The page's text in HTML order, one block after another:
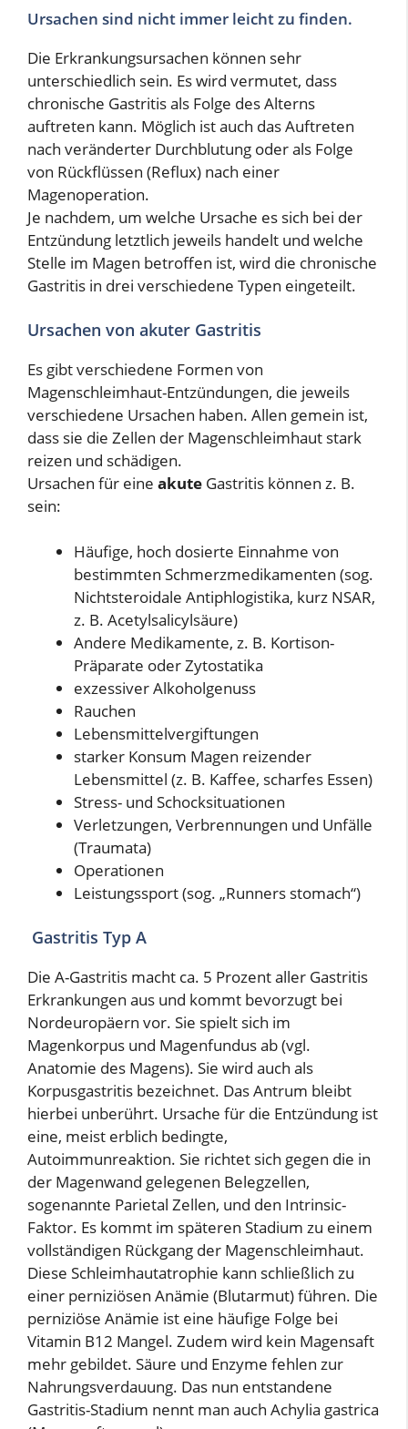
Ursachen sind nicht immer leicht zu finden.
Die Erkrankungsursachen können sehr
unterschiedlich sein. Es wird vermutet, dass
chronische Gastritis als Folge des Alterns
auftreten kann. Möglich ist auch das Auftreten
nach veränderter Durchblutung oder als Folge
von Rückflüssen (Reflux) nach einer
Magenoperation.
Je nachdem, um welche Ursache es sich bei der
Entzündung letztlich jeweils handelt und welche
Stelle im Magen betroffen ist, wird die chronische
Gastritis in drei verschiedene Typen eingeteilt.
Ursachen von akuter Gastritis
Es gibt verschiedene Formen von
Magenschleimhaut-Entzündungen, die jeweils
verschiedene Ursachen haben. Allen gemein ist,
dass sie die Zellen der Magenschleimhaut stark
reizen und schädigen.
Ursachen für eine akute Gastritis können z. B.
sein:
Häufige, hoch dosierte Einnahme von
bestimmten Schmerzmedikamenten (sog.
Nichtsteroidale Antiphlogistika, kurz NSAR,
z. B. Acetylsalicylsäure)
Andere Medikamente, z. B. Kortison-
Präparate oder Zytostatika
exzessiver Alkoholgenuss
Rauchen
Lebensmittelvergiftungen
starker Konsum Magen reizender
Lebensmittel (z. B. Kaffee, scharfes Essen)
Stress- und Schocksituationen
Verletzungen, Verbrennungen und Unfälle
(Traumata)
Operationen
Leistungssport (sog. „Runners stomach“)
Gastritis Typ A
Die A-Gastritis macht ca. 5 Prozent aller Gastritis
Erkrankungen aus und kommt bevorzugt bei
Nordeuropäern vor. Sie spielt sich im
Magenkorpus und Magenfundus ab (vgl.
Anatomie des Magens). Sie wird auch als
Korpusgastritis bezeichnet. Das Antrum bleibt
hierbei unberührt. Ursache für die Entzündung ist
eine, meist erblich bedingte,
Autoimmunreaktion. Sie richtet sich gegen die in
der Magenwand gelegenen Belegzellen,
sogenannte Parietal Zellen, und den Intrinsic-
Faktor. Es kommt im späteren Stadium zu einem
vollständigen Rückgang der Magenschleimhaut.
Diese Schleimhautatrophie kann schließlich zu
einer perniziösen Anämie (Blutarmut) führen. Die
perniziöse Anämie ist eine häufige Folge bei
Vitamin B12 Mangel. Zudem wird kein Magensaft
mehr gebildet. Säure und Enzyme fehlen zur
Nahrungsverdauung. Das nun entstandene
Gastritis-Stadium nennt man auch Achylia gastrica